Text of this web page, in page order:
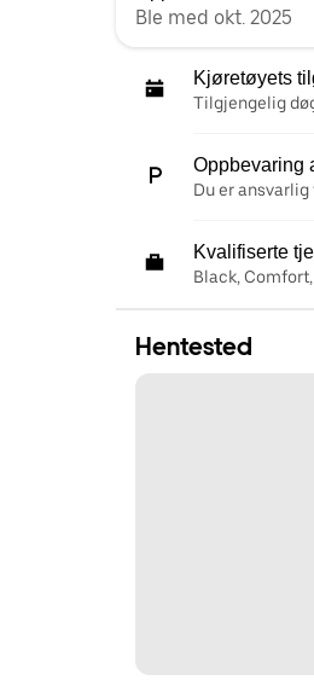
Ble med okt. 2025
Kjøretøyets
Tilgjengelig
Oppbevaring
Du er
Kvalifiserte
Black,
Hentested